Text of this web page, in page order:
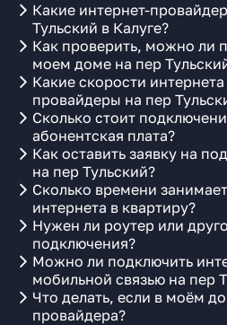
Какие интернет-
Тульский в Калуге?
Как проверить, можно ли
моем доме на пер
Какие скорости
провайдеры на пер
Сколько стоит
абонентская плата?
Как оставить заявку на
на пер Тульский?
Сколько времени
интернета в квартиру?
Нужен ли роутер или
подключения?
Можно ли подключить
мобильной связью на пер
Что делать, если в моём
провайдера?